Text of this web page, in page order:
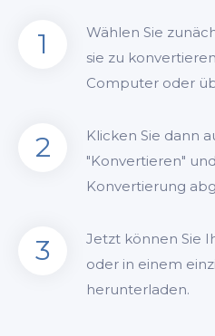
1
Wählen Sie
sie zu
Computer oder
2
Klicken Sie dann
"Konvertieren"
Konvertierung
3
Jetzt können Sie
oder in einem
herunterladen.